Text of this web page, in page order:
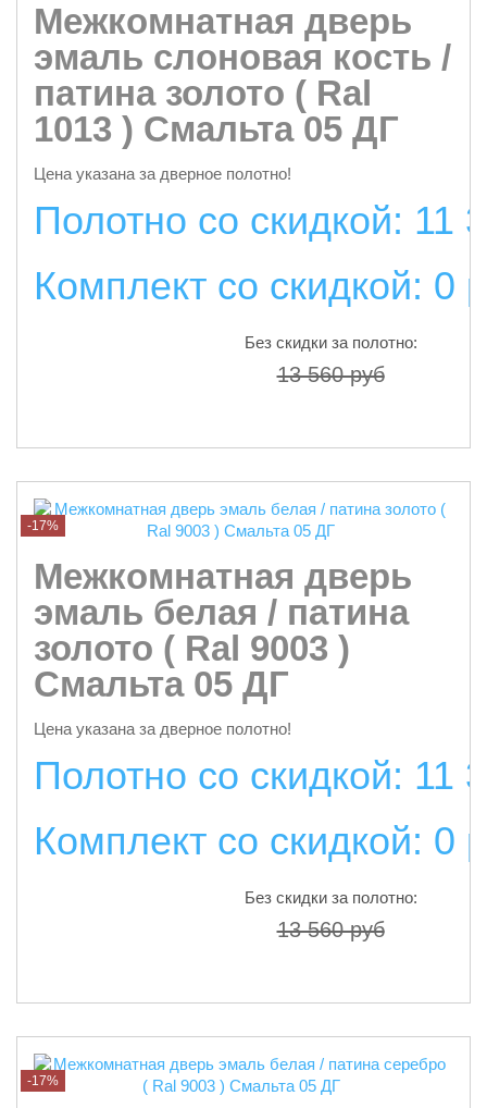
Межкомнатная дверь
эмаль слоновая кость /
патина золото ( Ral
1013 ) Смальта 05 ДГ
Цена указана за дверное полотно!
Полотно со скидкой: 11
Комплект со скидкой: 0
Без скидки за полотно:
13 560 руб
-17%
Межкомнатная дверь
эмаль белая / патина
золото ( Ral 9003 )
Смальта 05 ДГ
Цена указана за дверное полотно!
Полотно со скидкой: 11
Комплект со скидкой: 0
Без скидки за полотно:
13 560 руб
-17%